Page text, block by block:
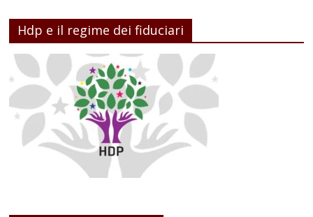
Hdp e il regime dei fiduciari